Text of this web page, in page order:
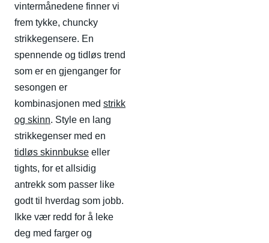
vintermånedene finner vi
frem tykke, chuncky
strikkegensere. En
spennende og tidløs trend
som er en gjenganger for
sesongen er
kombinasjonen med strikk
og skinn. Style en lang
strikkegenser med en
tidløs skinnbukse eller
tights, for et allsidig
antrekk som passer like
godt til hverdag som jobb.
Ikke vær redd for å leke
deg med farger og